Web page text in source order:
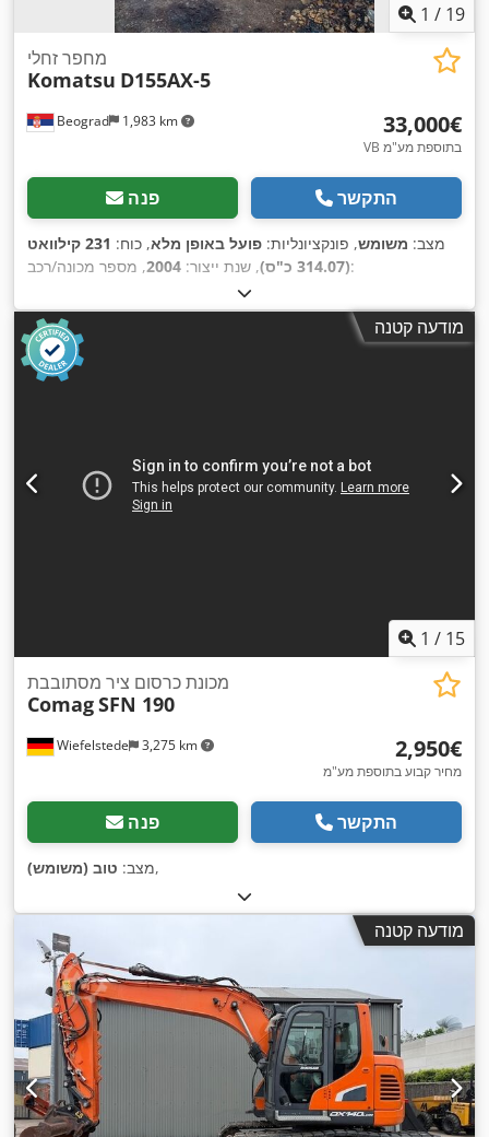
1 / 19
Beograd 1,983 km
מחפר זחלי
Komatsu D155AX-5
‏33,000 ‏€
VB בתוספת מע"מ
פנה התקשר
מצב: משומש, פונקציונליות: פועל באופן מלא, כוח:
231 קילוואט
(314.07 כ"ס)
, שנת ייצור: 2004
, מספר מכונה/רכב:
מודעה קטנה
1 / 15
Wiefelstede 3,275 km
מכונת כרסום ציר מסתובבת
ComagSFN 190
‏2,950 ‏€
מחיר קבוע בתוספת מע"מ
פנה התקשר
מצב: טוב (משומש) ,
מודעה קטנה